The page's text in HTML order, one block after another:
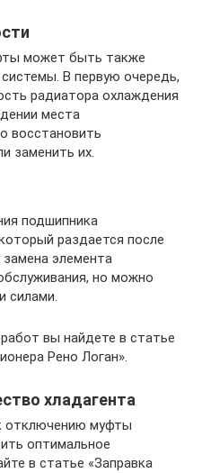
может быть также
В первую очередь,
радиатора охлаждения
места
восстановить
заменить их.
подшипника
раздается после
элемента
но можно
силами.
вы найдете в статье
Рено Логан».
хладагента
отключению муфты
оптимальное
в статье «Заправка